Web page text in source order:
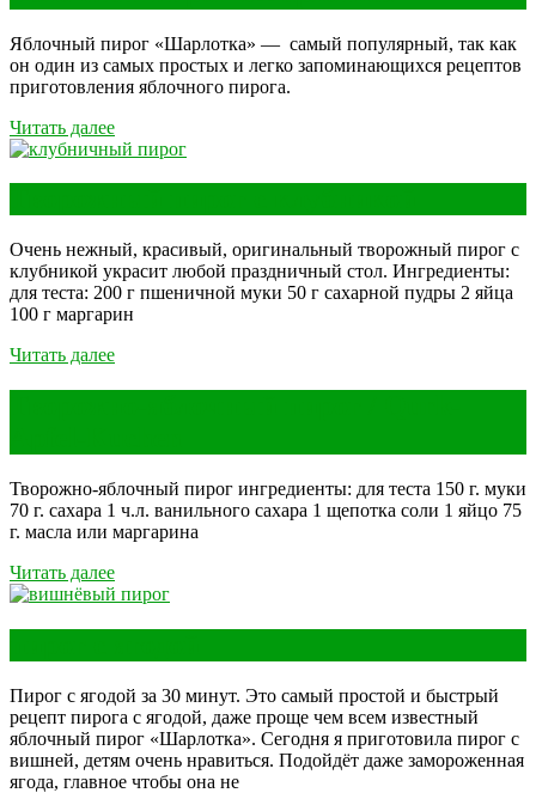
Яблочный пирог «Шарлотка» — самый популярный, так как
он один из самых простых и легко запоминающихся рецептов
приготовления яблочного пирога.
Читать далее
Очень нежный, красивый, оригинальный творожный пирог с
клубникой украсит любой праздничный стол. Ингредиенты:
для теста: 200 г пшеничной муки 50 г сахарной пудры 2 яйца
100 г маргарин
Читать далее
Творожно-яблочный пирог ингредиенты: для теста 150 г. муки
70 г. сахара 1 ч.л. ванильного сахара 1 щепотка соли 1 яйцо 75
г. масла или маргарина
Читать далее
Пирог с ягодой за 30 минут. Это самый простой и быстрый
рецепт пирога с ягодой, даже проще чем всем известный
яблочный пирог «Шарлотка». Сегодня я приготовила пирог с
вишней, детям очень нравиться. Подойдёт даже замороженная
ягода, главное чтобы она не